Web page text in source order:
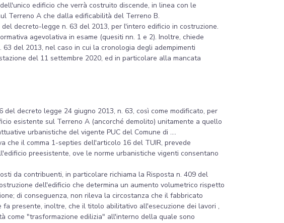
edificio che verrà costruito discende, in linea con le
Terreno A che dalla edificabilità del Terreno B.
decreto-legge n. 63 del 2013, per l'intero edificio in costruzione.
agevolativa in esame (quesiti nn. 1 e 2). Inoltre, chiede
del 2013, nel caso in cui la cronologia degli adempimenti
del 11 settembre 2020, ed in particolare alla mancata
decreto legge 24 giugno 2013, n. 63, così come modificato, per
esistente sul Terreno A (ancorché demolito) unitamente a quello
urbanistiche del vigente PUC del Comune di ....
che il comma 1-septies dell'articolo 16 del TUIR, prevede
preesistente, ove le norme urbanistiche vigenti consentano
da contribuenti, in particolare richiama la Risposta n. 409 del
dell'edificio che determina un aumento volumetrico rispetto
di conseguenza, non rileva la circostanza che il fabbricato
presente, inoltre, che il titolo abilitativo all'esecuzione dei lavori ,
come "trasformazione edilizia" all'interno della quale sono